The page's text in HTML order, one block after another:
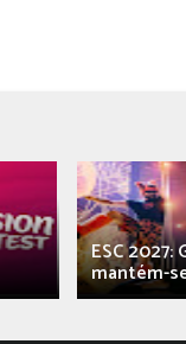
ESC 2027:
mantém-